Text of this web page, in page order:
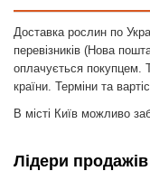
Доставка рослин по
перевізників (Нова
оплачується покупцем.
країни. Терміни та
В місті Київ можливо
Лідери продажів